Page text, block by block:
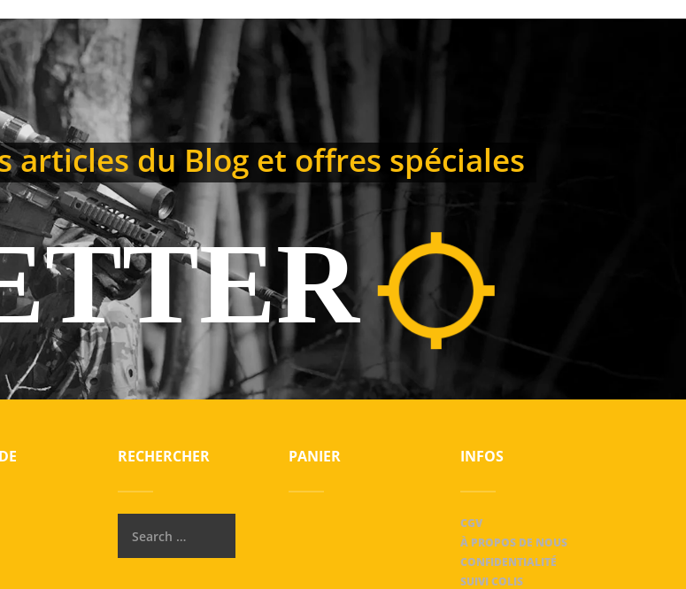
du Blog et offres spéciales
RECHERCHER PANIER INFOS
CGV
À PROPOS DE NOUS
CONFIDENTIALITÉ
SUIVI COLIS